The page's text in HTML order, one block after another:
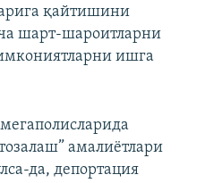
қайтишини
шарт-шароитларни
ишга
амалиётлари
да, депортация